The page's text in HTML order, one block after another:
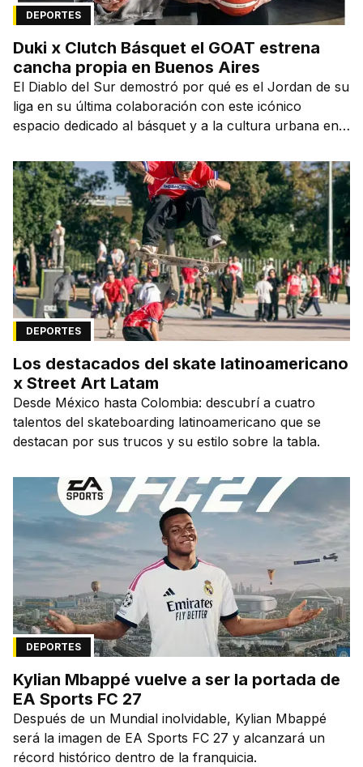
DEPORTES
Duki x Clutch Básquet el GOAT estrena
cancha propia en Buenos Aires
El Diablo del Sur demostró por qué es el Jordan de su
liga en su última colaboración con este icónico
espacio dedicado al básquet y a la cultura urbana en
DEPORTES
Los destacados del skate latinoamericano
x Street Art Latam
Desde México hasta Colombia: descubrí a cuatro
talentos del skateboarding latinoamericano que se
destacan por sus trucos y su estilo sobre la tabla.
DEPORTES
Kylian Mbappé vuelve a ser la portada de
EA Sports FC 27
Después de un Mundial inolvidable, Kylian Mbappé
será la imagen de EA Sports FC 27 y alcanzará un
récord histórico dentro de la franquicia.